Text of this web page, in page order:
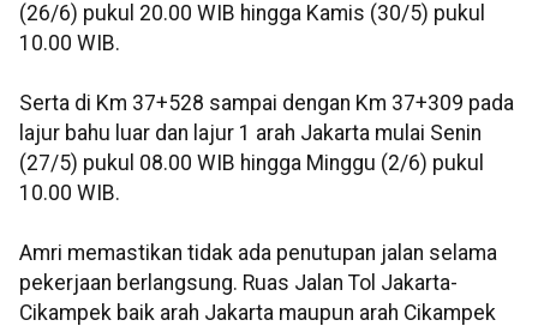
(26/6) pukul 20.00 WIB hingga Kamis (30/5) pukul
10.00 WIB.
Serta di Km 37+528 sampai dengan Km 37+309 pada
lajur bahu luar dan lajur 1 arah Jakarta mulai Senin
(27/5) pukul 08.00 WIB hingga Minggu (2/6) pukul
10.00 WIB.
Amri memastikan tidak ada penutupan jalan selama
pekerjaan berlangsung. Ruas Jalan Tol Jakarta-
Cikampek baik arah Jakarta maupun arah Cikampek